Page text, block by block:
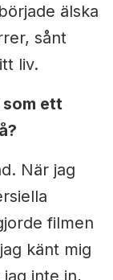
älska
sånt
liv.
ett
När jag
filmen
känt mig
inte in,